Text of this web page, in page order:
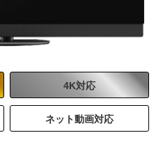
商品詳細はこちら
4K対応
ネット動画対応